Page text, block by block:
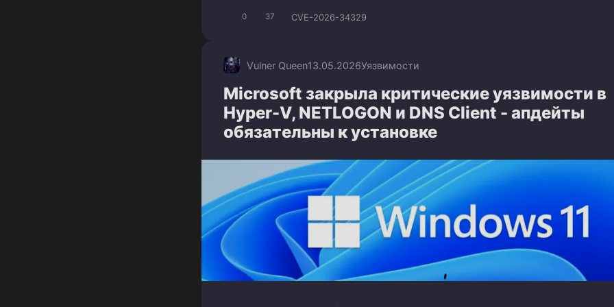
0 37 CVE-2026-34329
Vulner Queen13.05.2026Уязвимости
Microsoft закрыла критические уязвимости в
Hyper-V, NETLOGON и DNS Client - апдейты
обязательны к установке